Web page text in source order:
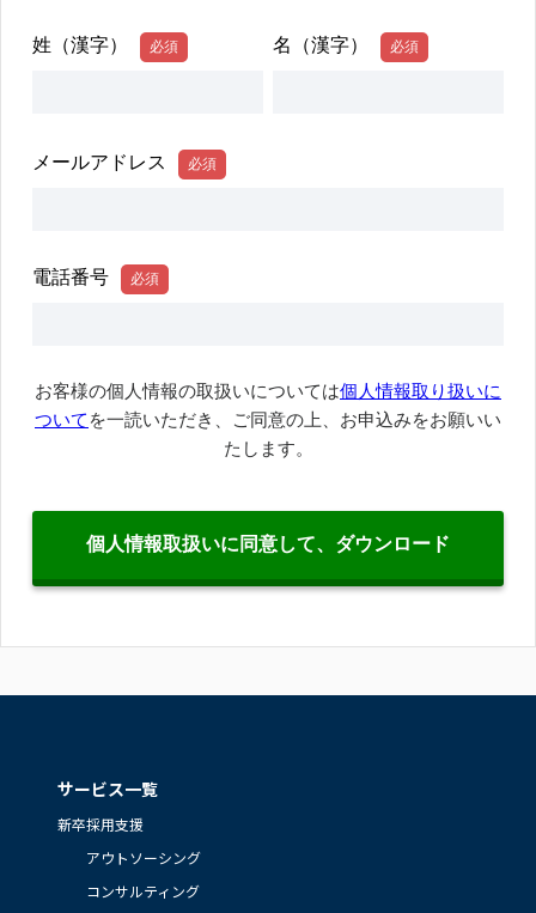
サービス一覧
新卒採用支援
アウトソーシング
コンサルティング